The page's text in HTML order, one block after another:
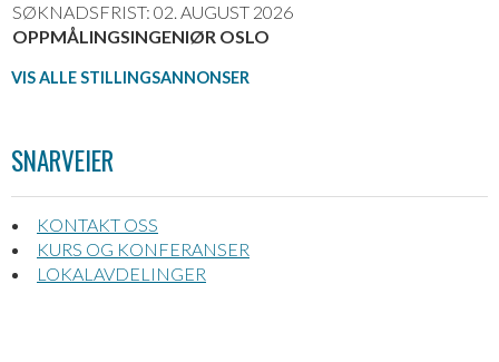
SØKNADSFRIST: 02. AUGUST 2026
OPPMÅLINGSINGENIØR OSLO
VIS ALLE STILLINGSANNONSER
SNARVEIER
KONTAKT OSS
KURS OG KONFERANSER
LOKALAVDELINGER